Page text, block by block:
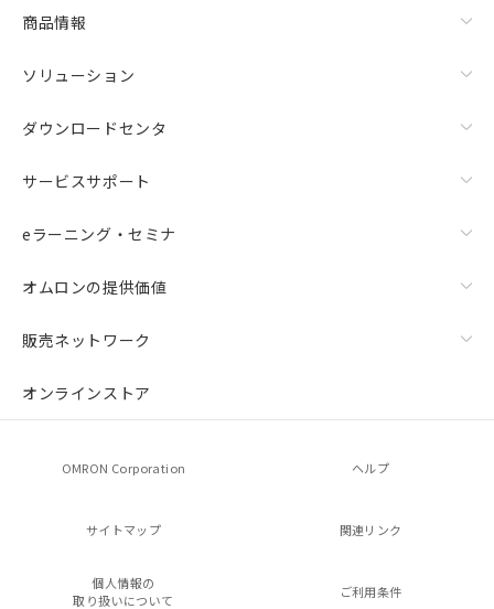
商品情報
ソリューション
ダウンロードセンタ
サービスサポート
eラーニング・セミナ
オムロンの提供価値
販売ネットワーク
オンラインストア
OMRON Corporation ヘルプ
サイトマップ 関連リンク
個人情報の
取り扱いについて
ご利用条件